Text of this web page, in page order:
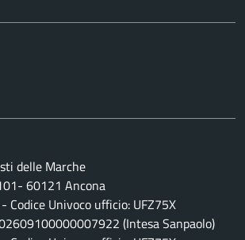
delle Marche
60121 Ancona
Codice Univoco ufficio: UFZ75X
(Intesa Sanpaolo)